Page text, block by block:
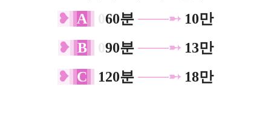
❥ A 60분 ───➸ 10만
❥ B 90분 ───➸13만
❥ C 120분 ───➸ 18만